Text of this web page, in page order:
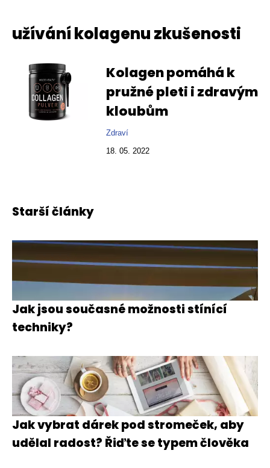
užívání kolagenu zkušenosti
Kolagen pomáhá k
pružné pleti i zdravým
kloubům
Zdraví
18. 05. 2022
Starší články
Jak jsou současné možnosti stínící
techniky?
Jak vybrat dárek pod stromeček, aby
udělal radost? Řiďte se typem člověka